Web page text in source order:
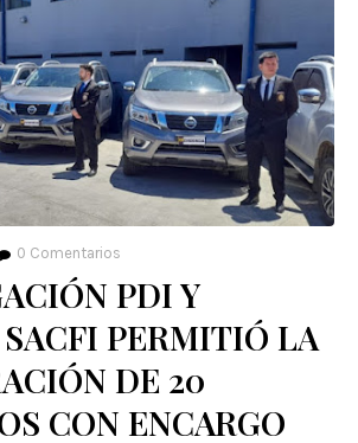
0 Comentarios
PDI Y
PERMITIÓ LA
DE 20
CON ENCARGO